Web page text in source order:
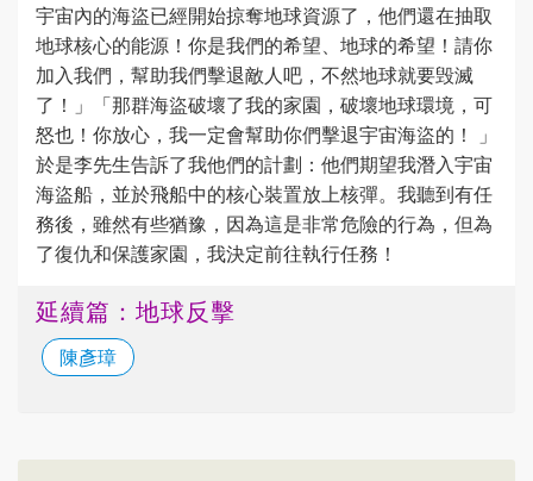
宇宙內的海盜已經開始掠奪地球資源了，他們還在抽取
地球核心的能源！你是我們的希望、地球的希望！請你
加入我們，幫助我們擊退敵人吧，不然地球就要毁滅
了！」「那群海盜破壞了我的家園，破壞地球環境，可
怒也！你放心，我一定會幫助你們擊退宇宙海盜的！ 」
於是李先生告訴了我他們的計劃：他們期望我潛入宇宙
海盜船，並於飛船中的核心裝置放上核彈。我聽到有任
務後，雖然有些猶豫，因為這是非常危險的行為，但為
了復仇和保護家園，我決定前往執行任務！
延續篇：地球反擊
陳彥璋